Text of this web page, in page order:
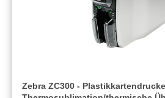
Zebra ZC300 -